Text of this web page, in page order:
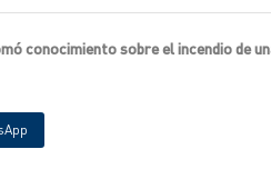
conocimiento sobre el incendio de